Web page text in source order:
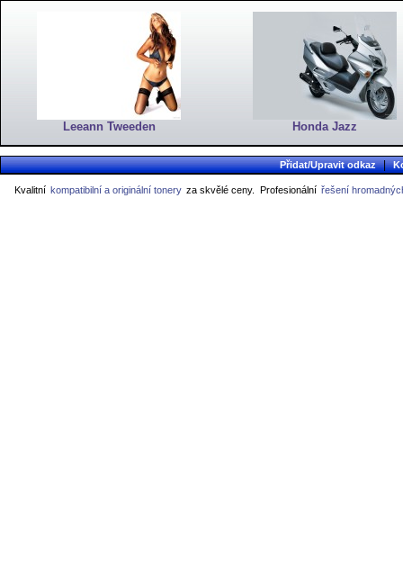
Leeann Tweeden Honda Jazz
Přidat/Upravit odkaz |
Kvalitní kompatibilní a originální tonery za skvělé ceny. Profesionální řešení